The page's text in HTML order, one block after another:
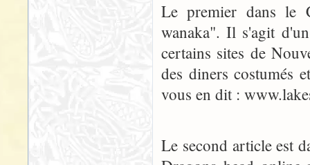
Le premier dans le
wanaka". Il s'agit
certains sites de
des diners costumés
vous en dit :
Le second article est